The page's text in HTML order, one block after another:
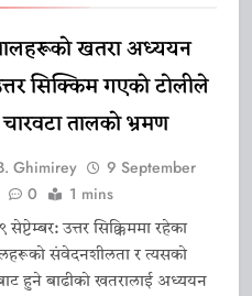
पुरुषसँग विवाहित
सन्तानलाई सीओआई नदिने
१४औँ स्थापना दिवसको
दोस्रो समन्वय बैठक सम्पन्न
2026
गाउँमा आइस हकी सुरु
खतरा अध्ययन
सिक्किम गएको टोलीले
तालको भ्रमण
Ghimirey
9 September
0 1 mins
उत्तर सिक्किममा रहेका
संवेदनशीलता र त्यसको
हुने बाढीको खतरालाई अध्ययन